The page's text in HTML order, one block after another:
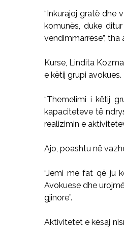
“Inkurajoj gratë dhe
komunës, duke
vendimmarrëse”, tha
Kurse, Lindita
e këtij grupi avokues.
“Themelimi i këtij
kapaciteteve të
realizimin e
Ajo, poashtu në
“Jemi me fat që ju
Avokuese dhe
gjinore”.
Aktivitetet e kësaj